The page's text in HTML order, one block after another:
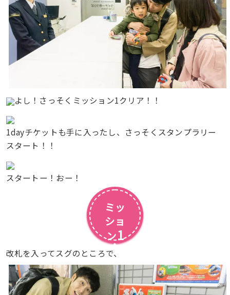
よし！さっそくミッション1クリア！！
1dayチケットも手に入ったし、さっそくスタンプラリー
スタート！！
スタートー！おー！
ミッ
ショ
ン1
ク
リ
ア
改札を入ってスグのところで、